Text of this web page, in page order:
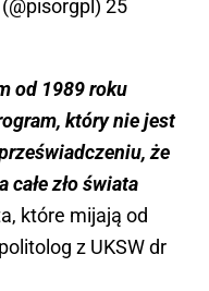
25
od 1989 roku
który nie jest
że
zło świata
które mijają od
z UKSW dr